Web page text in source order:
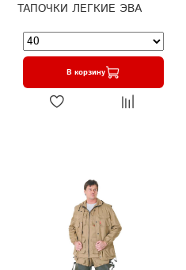
ТАПОЧКИ ЛЕГКИЕ ЭВА
В корзину